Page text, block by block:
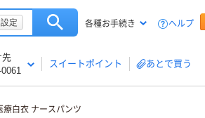
定 各種お手続き ヘルプ
先
0061
スイートポイント あとで買う
療白衣 ナースパンツ